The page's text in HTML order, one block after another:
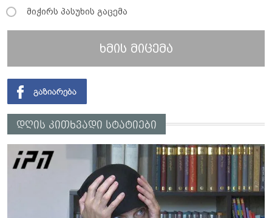
მიჭირს პასუხის გაცემა
ხმის მიცემა
დღის კითხვადი სტატიები